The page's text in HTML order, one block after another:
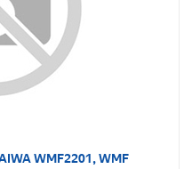
WMF2201, WMF